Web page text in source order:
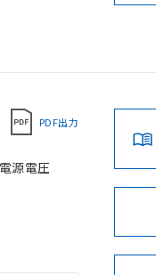
PDF出力
源電圧